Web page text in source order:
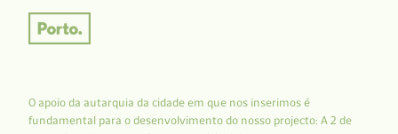
O apoio da autarquia da cidade em que nos inserimos é
fundamental para o desenvolvimento do nosso projecto: A 2 de